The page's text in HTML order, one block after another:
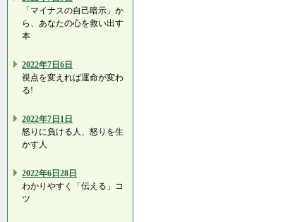
「マイナスの自己暗示」か
ら、あなたの心を救い出す
本
2022年7日6日
視点を変えれば運命が変わ
る!
2022年7日1日
怒りに負ける人、怒りを生
かす人
2022年6日28日
わかりやすく「伝える」コ
ツ